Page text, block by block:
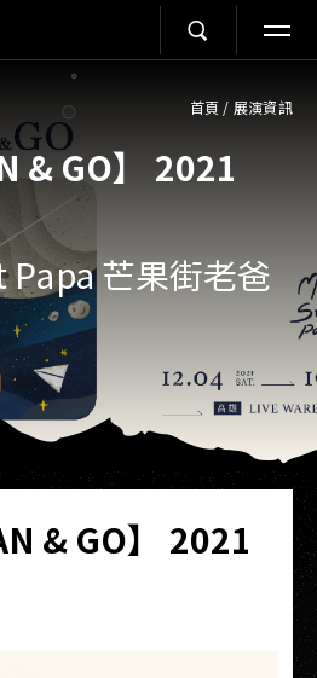
首頁 / 展演資訊
& GO】 2021
芒果街老爸
& GO】 2021